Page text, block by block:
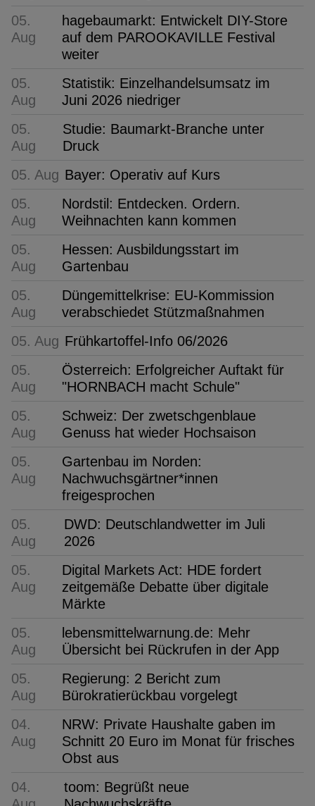
05.
Aug
hagebaumarkt: Entwickelt DIY-Store
auf dem PAROOKAVILLE Festival
weiter
05.
Aug
Statistik: Einzelhandelsumsatz im
Juni 2026 niedriger
05.
Aug
Studie: Baumarkt-Branche unter
Druck
05. Aug Bayer: Operativ auf Kurs
05.
Aug
Nordstil: Entdecken. Ordern.
Weihnachten kann kommen
05.
Aug
Hessen: Ausbildungsstart im
Gartenbau
05.
Aug
Düngemittelkrise: EU-Kommission
verabschiedet Stützmaßnahmen
05. Aug Frühkartoffel-Info 06/2026
05.
Aug
Österreich: Erfolgreicher Auftakt für
"HORNBACH macht Schule"
05.
Aug
Schweiz: Der zwetschgenblaue
Genuss hat wieder Hochsaison
05.
Aug
Gartenbau im Norden:
Nachwuchsgärtner*innen
freigesprochen
05.
Aug
DWD: Deutschlandwetter im Juli
2026
05.
Aug
Digital Markets Act: HDE fordert
zeitgemäße Debatte über digitale
Märkte
05.
Aug
lebensmittelwarnung.de: Mehr
Übersicht bei Rückrufen in der App
05.
Aug
Regierung: 2 Bericht zum
Bürokratierückbau vorgelegt
04.
Aug
NRW: Private Haushalte gaben im
Schnitt 20 Euro im Monat für frisches
Obst aus
04.
toom: Begrüßt neue